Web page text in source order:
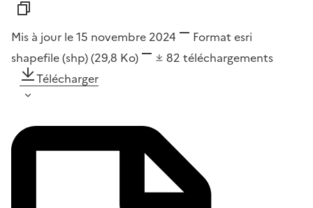
Mis à jour le 15 novembre 2024 Format esri
shapefile (shp)(29,8 Ko) 82 téléchargements
Télécharger